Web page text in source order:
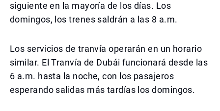
siguiente en la mayoría de los días. Los
domingos, los trenes saldrán a las 8 a.m.
Los servicios de tranvía operarán en un horario
similar. El Tranvía de Dubái funcionará desde las
6 a.m. hasta la noche, con los pasajeros
esperando salidas más tardías los domingos.